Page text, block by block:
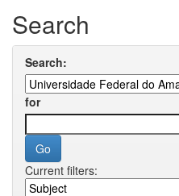
Search
Search:
for
Current filters: